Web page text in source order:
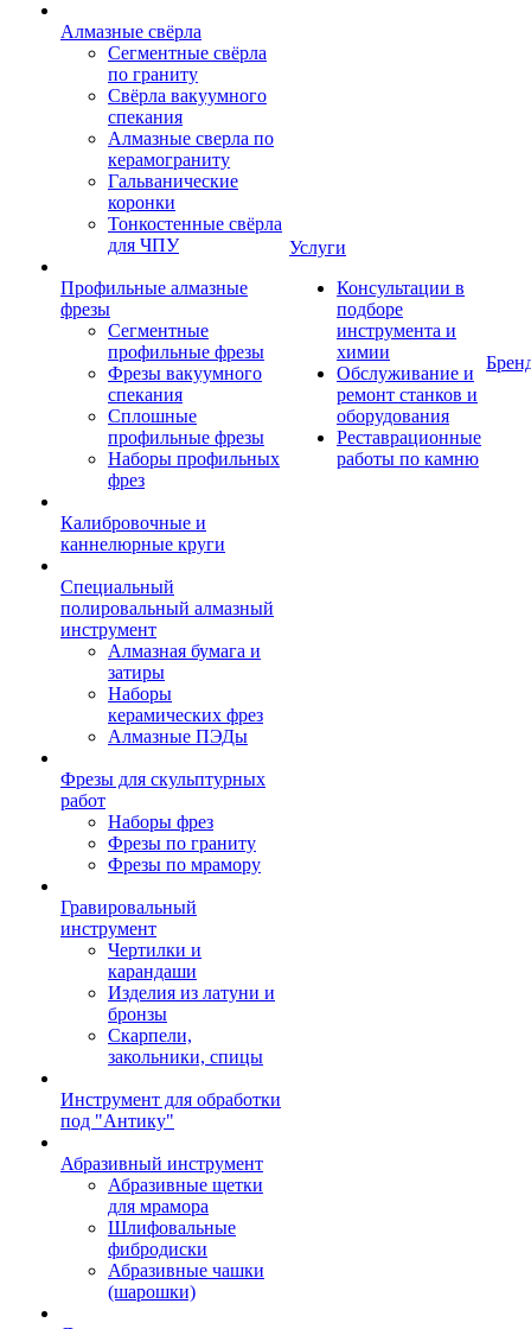
Алмазные свёрла
Сегментные свёрла
по граниту
Свёрла вакуумного
спекания
Алмазные сверла по
керамограниту
Гальванические
коронки
Тонкостенные свёрла
для ЧПУ
Профильные алмазные
фрезы
Сегментные
профильные фрезы
Фрезы вакуумного
спекания
Сплошные
профильные фрезы
Наборы профильных
фрез
Калибровочные и
каннелюрные круги
Специальный
полировальный алмазный
инструмент
Алмазная бумага и
затиры
Наборы
керамических фрез
Алмазные ПЭДы
Фрезы для скульптурных
работ
Наборы фрез
Фрезы по граниту
Фрезы по мрамору
Гравировальный
инструмент
Чертилки и
карандаши
Изделия из латуни и
бронзы
Скарпели,
закольники, спицы
Инструмент для обработки
под "Антику"
Абразивный инструмент
Абразивные щетки
для мрамора
Шлифовальные
фибродиски
Абразивные чашки
(шарошки)
Услуги
Консультации в
подборе
инструмента и
химии
Обслуживание и
ремонт станков и
оборудования
Реставрационные
работы по камню